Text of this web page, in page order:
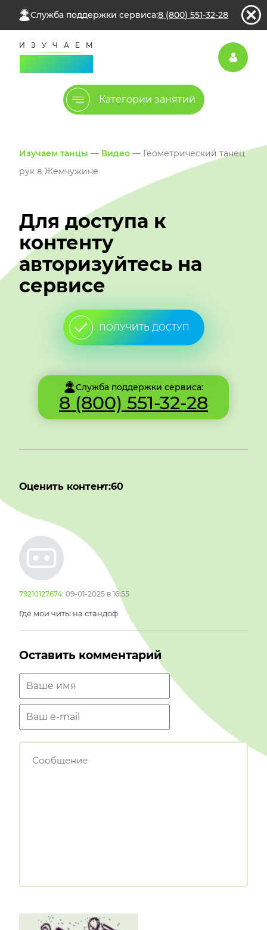
Служба поддержки сервиса:8 (800) 551-32-28
Категории занятий
Изучаем танцы — Видео — Геометрический танец
рук в Жемчужине
Для доступа к
контенту
авторизуйтесь на
сервисе
ПОЛУЧИТЬ ДОСТУП
Служба поддержки сервиса:
8 (800) 551-32-28
Оценить контент:60
79210127674: 09-01-2025 в 16:55
Где мои читы на стандоф
Оставить комментарий